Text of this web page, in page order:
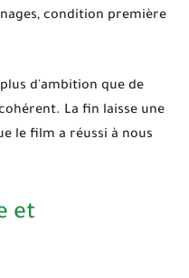
condition première
d'ambition que de
La fin laisse une
le film a réussi à nous
et